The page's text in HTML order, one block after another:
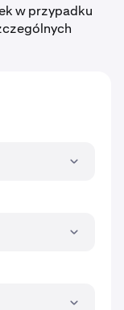
w przypadku